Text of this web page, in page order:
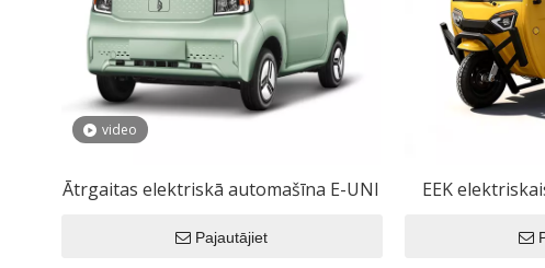
Elektriskie
EEK
Eec
EEK
EEK
video
Ātrgaitas elektriskā automašīna E-UNI
Pajautājiet
EEK